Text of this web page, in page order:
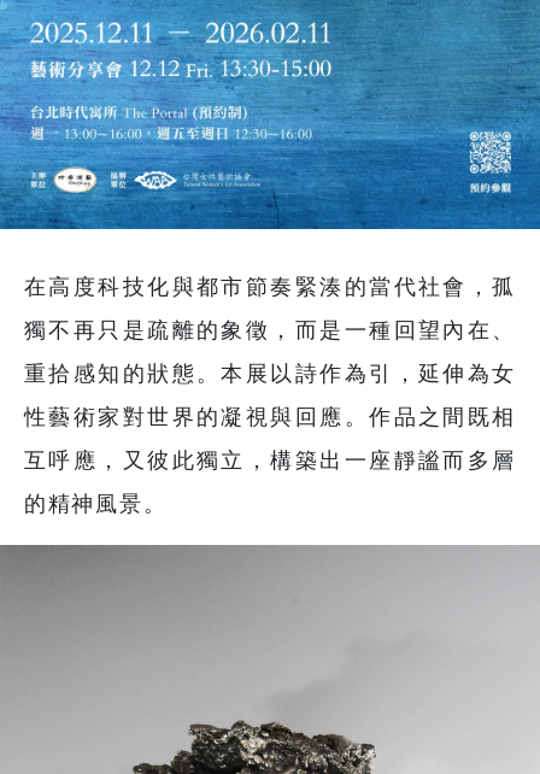
在高度科技化與都市節奏緊湊的當代社會，孤
獨不再只是疏離的象徵，而是一種回望內在、
重拾感知的狀態。本展以詩作為引，延伸為女
性藝術家對世界的凝視與回應。作品之間既相
互呼應，又彼此獨立，構築出一座靜謐而多層
的精神風景。